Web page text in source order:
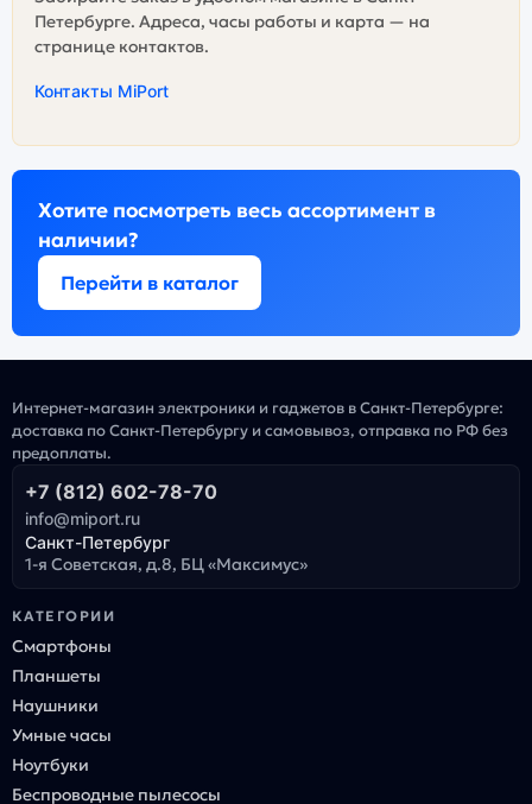
Петербурге. Адреса, часы работы и карта — на
странице контактов.
Контакты MiPort
Хотите посмотреть весь ассортимент в
наличии?
Перейти в каталог
Интернет-магазин электроники и гаджетов в Санкт-Петербурге:
доставка по Санкт-Петербургу и самовывоз, отправка по РФ без
предоплаты.
+7 (812) 602-78-70
info@miport.ru
Санкт-Петербург
1-я Советская, д.8, БЦ «Максимус»
КАТЕГОРИИ
Смартфоны
Планшеты
Наушники
Умные часы
Ноутбуки
Беспроводные пылесосы